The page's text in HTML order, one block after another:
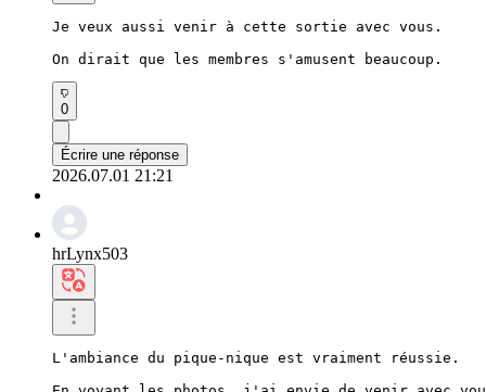
Je veux aussi venir à cette sortie avec vous.
On dirait que les membres s'amusent beaucoup.
0
Écrire une réponse
2026.07.01 21:21
hrLynx503
L'ambiance du pique-nique est vraiment réussie.